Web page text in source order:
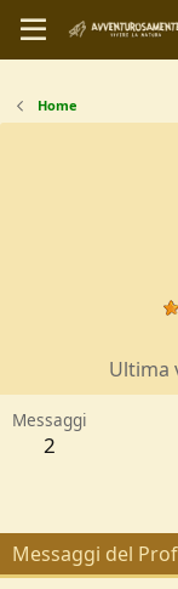
Home
Ultima
Messaggi
2
Messaggi del